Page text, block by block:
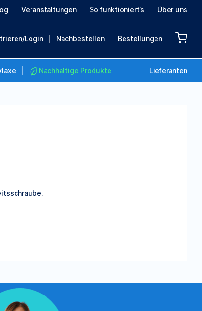
Veranstaltungen So funktioniert’s Über uns
Login Nachbestellen Bestellungen
Nachhaltige Produkte Lieferanten